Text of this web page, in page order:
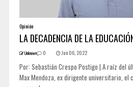
Opinión
LA DECADENCIA DE LA
Unknown 0 Jun 06, 2022
Por: Sebastián Crespo Postigo | A raíz del
Max Mendoza, ex dirigente universitario, el